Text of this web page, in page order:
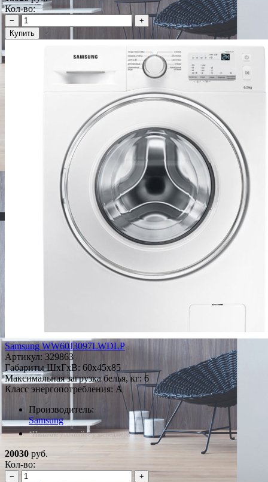
Кол-во:
−
+
Купить
Samsung WW60J3097LWDLP
Артикул: 329863
Габариты ШxГxВ: 60x45x85
Максимальная загрузка белья, кг: 6
Класс энергопотребления: A
Производитель:
Samsung
*Наличие уточняйте у менеджера
20030 руб.
Кол-во:
−
+